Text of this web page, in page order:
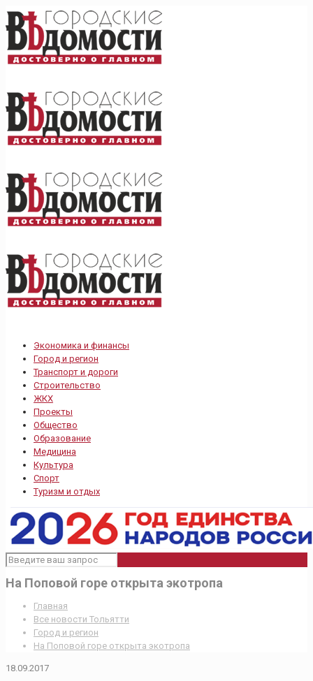
Экономика и финансы
Город и регион
Транспорт и дороги
Строительство
ЖКХ
Проекты
Общество
Образование
Медицина
Культура
Спорт
Туризм и отдых
На Поповой горе открыта экотропа
Главная
Все новости Тольятти
Город и регион
На Поповой горе открыта экотропа
18.09.2017